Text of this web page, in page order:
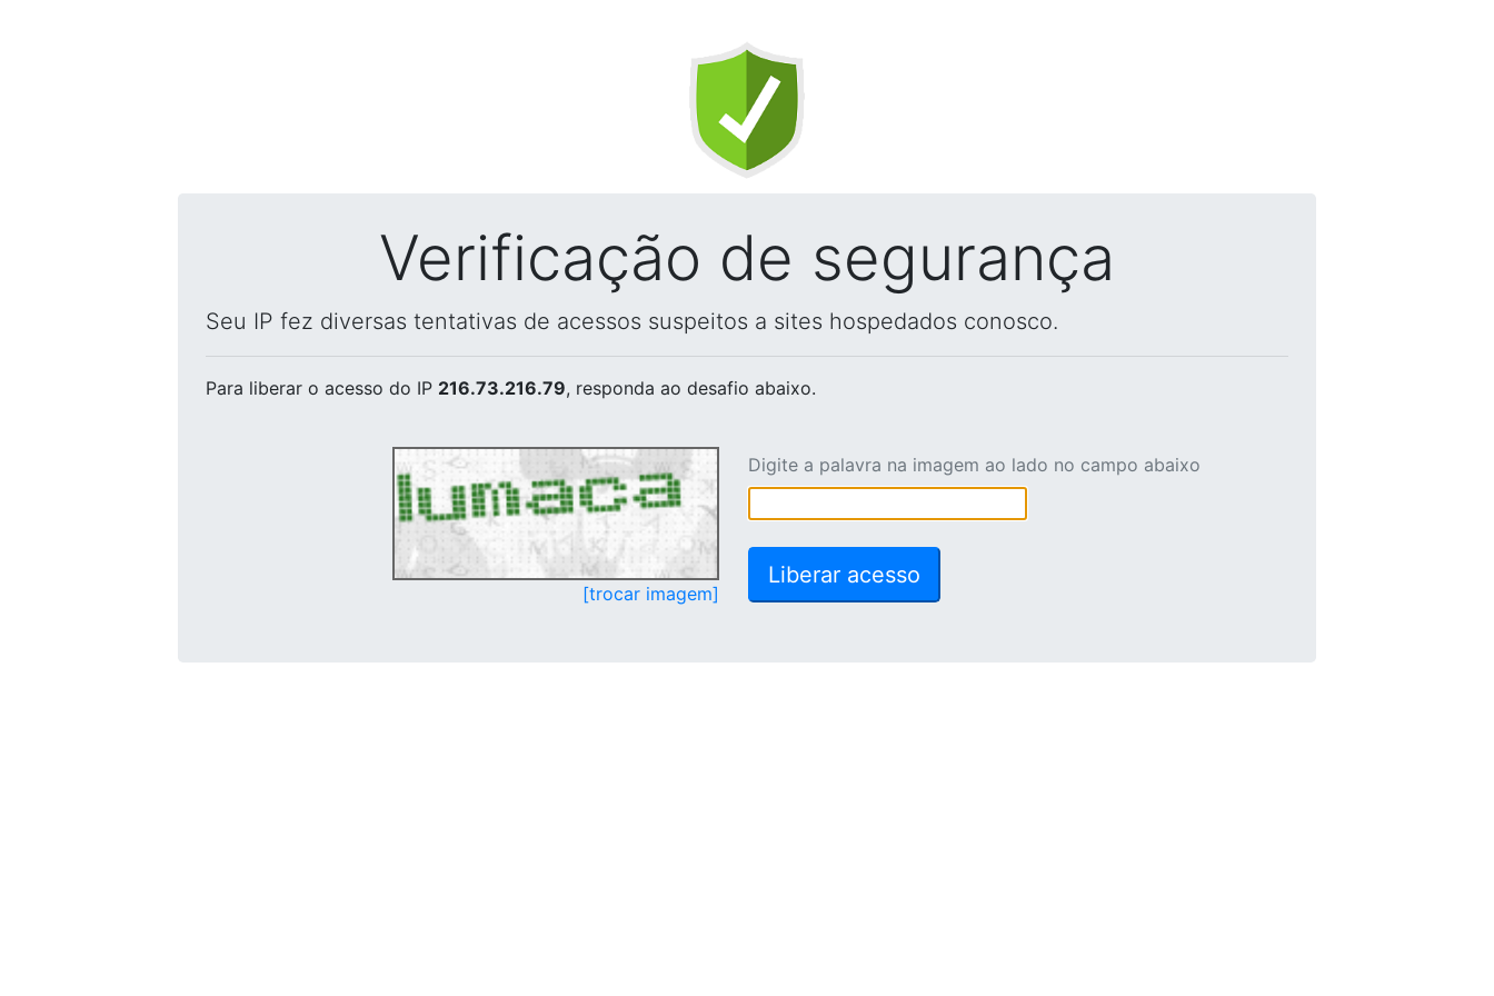
Verificação de segurança
Seu IP fez diversas tentativas de acessos suspeitos a sites hospedados conosco.
Para liberar o acesso do IP 216.73.216.79, responda ao desafio abaixo.
[trocar imagem]
Digite a palavra na imagem ao lado no campo abaixo